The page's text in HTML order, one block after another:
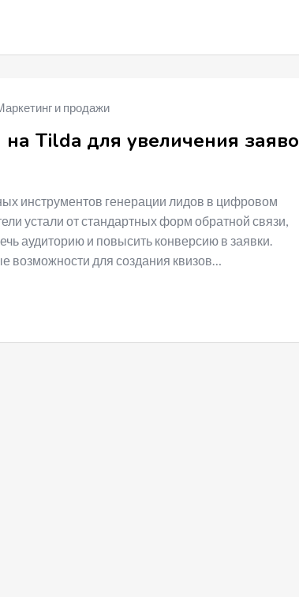
и продажи
Tilda для увеличения заяво
инструментов генерации лидов в цифровом
устали от стандартных форм обратной связи,
аудиторию и повысить конверсию в заявки.
возможности для создания квизов…